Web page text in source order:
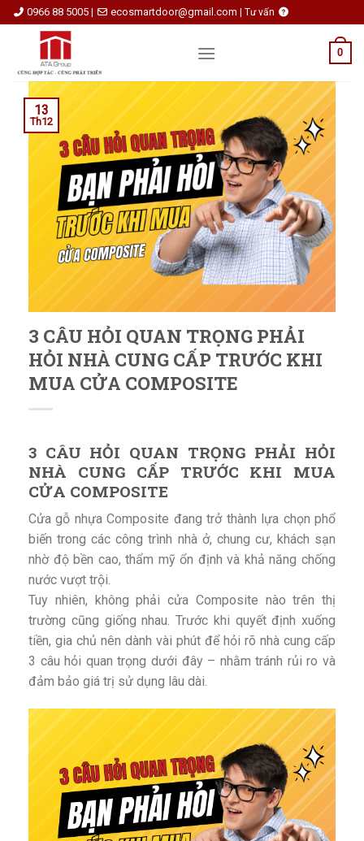
Skip
to
0966 88 5005 | ecosmartdoor@gmail.com | Tư vấn
0
3 CÂU HỎI QUAN TRỌNG PHẢI
HỎI NHÀ CUNG CẤP TRƯỚC KHI
MUA CỬA COMPOSITE
13
Th12
3 CÂU HỎI QUAN TRỌNG PHẢI HỎI
NHÀ CUNG CẤP TRƯỚC KHI MUA
CỬA COMPOSITE
Cửa gỗ nhựa Composite đang trở thành lựa chọn phổ
biến trong các công trình nhà ở, chung cư, khách sạn
nhờ độ bền cao, thẩm mỹ ổn định và khả năng chống
nước vượt trội.
Tuy nhiên, không phải cửa Composite nào trên thị
trường cũng giống nhau. Trước khi quyết định xuống
tiền, gia chủ nên dành vài phút để hỏi rõ nhà cung cấp
3 câu hỏi quan trọng dưới đây – nhằm tránh rủi ro và
đảm bảo giá trị sử dụng lâu dài.